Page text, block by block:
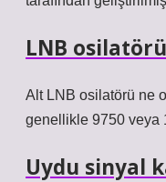
LNB
Alt LNB osilatörü ne
genellikle 9750 veya
Uydu sinyal